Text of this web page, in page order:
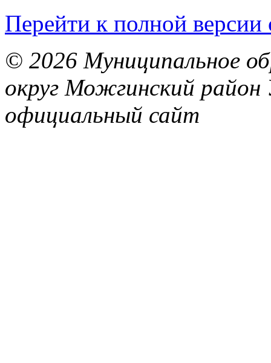
Перейти к полной версии
© 2026 Муниципальное
округ Можгинский район
официальный сайт